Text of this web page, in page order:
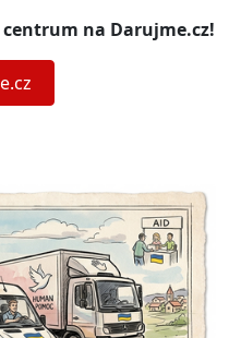
na Darujme.cz!